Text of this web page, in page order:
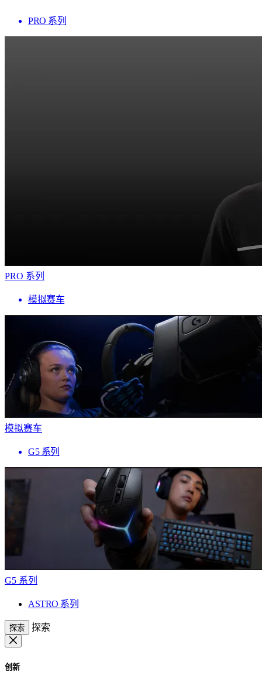
PRO 系列
PRO 系列
模拟赛车
模拟赛车
G5 系列
G5 系列
ASTRO 系列
探索 探索
创新